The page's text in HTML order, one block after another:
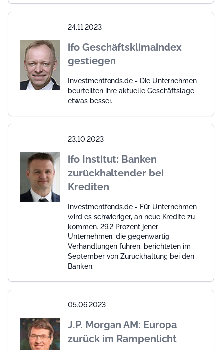
24.11.2023
ifo Geschäftsklimaindex
gestiegen
Investmentfonds.de - Die Unternehmen
beurteilten ihre aktuelle Geschäftslage
etwas besser.
23.10.2023
ifo Institut: Banken
zurückhaltender bei
Krediten
Investmentfonds.de - Für Unternehmen
wird es schwieriger, an neue Kredite zu
kommen. 29,2 Prozent jener
Unternehmen, die gegenwärtig
Verhandlungen führen, berichteten im
September von Zurückhaltung bei den
Banken.
05.06.2023
J.P. Morgan AM: Europa
zurück im Rampenlicht